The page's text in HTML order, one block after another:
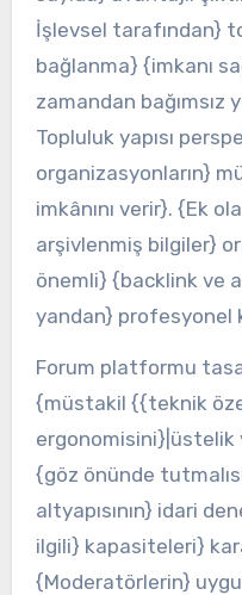
İşlevsel tarafından}
bağlanma} {imkanı
zamandan
Topluluk yapısı
organizasyonların}
imkânını verir}. {Ek
arşivlenmiş bilgiler}
önemli} {backlink ve
yandan} profesyonel
Forum platformu
{müstakil {{teknik
ergonomisini}|üstelik
{göz önünde
altyapısının} idari
ilgili} kapasiteleri}
{Moderatörlerin}